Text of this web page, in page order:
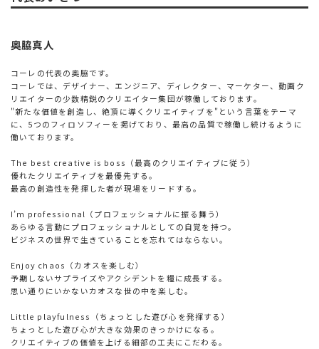
奥脇真人
コーレの代表の奥脇です。
コーレでは、デザイナー、エンジニア、ディレクター、マーケター、動画ク
リエイターの少数精鋭のクリエイター集団が稼働しております。
"新たな価値を創造し、絶頂に導くクリエイティブを"という言葉をテーマ
に、5つのフィロソフィーを掲げており、最高の品質で稼働し続けるように
働いております。
The best creative is boss（最高のクリエイティブに従う）
優れたクリエイティブを最優先する。
最高の創造性を発揮した者が現場をリードする。
I’m professional（プロフェッショナルに振る舞う）
あらゆる言動にプロフェッショナルとしての自覚を持つ。
ビジネスの世界で生きていることを忘れてはならない。
Enjoy chaos（カオスを楽しむ）
予期しないサプライズやアクシデントを糧に成長する。
思い通りにいかないカオスな世の中を楽しむ。
Little playfulness（ちょっとした遊び心を発揮する）
ちょっとした遊び心が大きな効果のきっかけになる。
クリエイティブの価値を上げる細部の工夫にこだわる。